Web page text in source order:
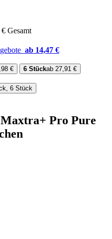
Gesamt
ab 14,47 €
€ 6 Stückab 27,91 €
6 Stück
Pro Pure